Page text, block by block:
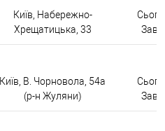
Київ, Набережно-
Хрещатицька, 33
Київ, В. Чорновола, 54а
(р-н Жуляни)